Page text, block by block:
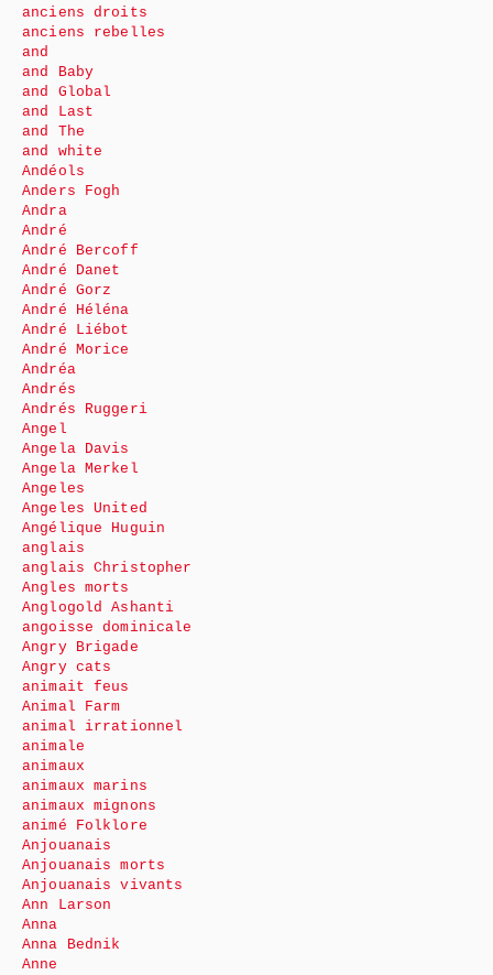
anciens droits
anciens rebelles
and
and Baby
and Global
and Last
and The
and white
Andéols
Anders Fogh
Andra
André
André Bercoff
André Danet
André Gorz
André Héléna
André Liébot
André Morice
Andréa
Andrés
Andrés Ruggeri
Angel
Angela Davis
Angela Merkel
Angeles
Angeles United
Angélique Huguin
anglais
anglais Christopher
Angles morts
Anglogold Ashanti
angoisse dominicale
Angry Brigade
Angry cats
animait feus
Animal Farm
animal irrationnel
animale
animaux
animaux marins
animaux mignons
animé Folklore
Anjouanais
Anjouanais morts
Anjouanais vivants
Ann Larson
Anna
Anna Bednik
Anne